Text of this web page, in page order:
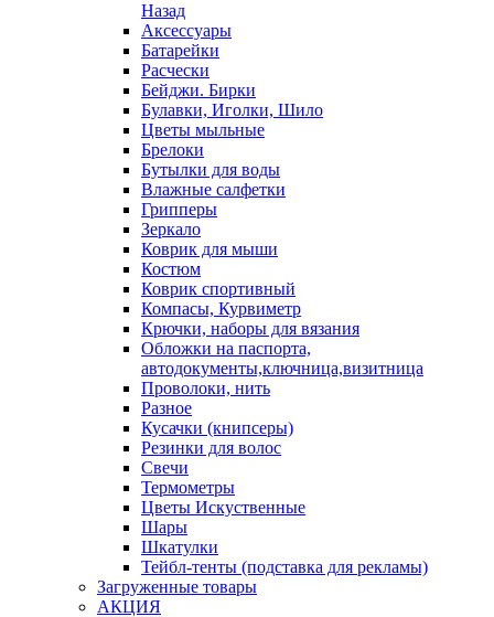
Назад
Аксессуары
Батарейки
Расчески
Бейджи. Бирки
Булавки, Иголки, Шило
Цветы мыльные
Брелоки
Бутылки для воды
Влажные салфетки
Грипперы
Зеркало
Коврик для мыши
Костюм
Коврик спортивный
Компасы, Курвиметр
Крючки, наборы для вязания
Обложки на паспорта,
автодокументы,ключница,визитница
Проволоки, нить
Разное
Кусачки (книпсеры)
Резинки для волос
Свечи
Термометры
Цветы Искуственные
Шары
Шкатулки
Тейбл-тенты (подставка для рекламы)
Загруженные товары
АКЦИЯ